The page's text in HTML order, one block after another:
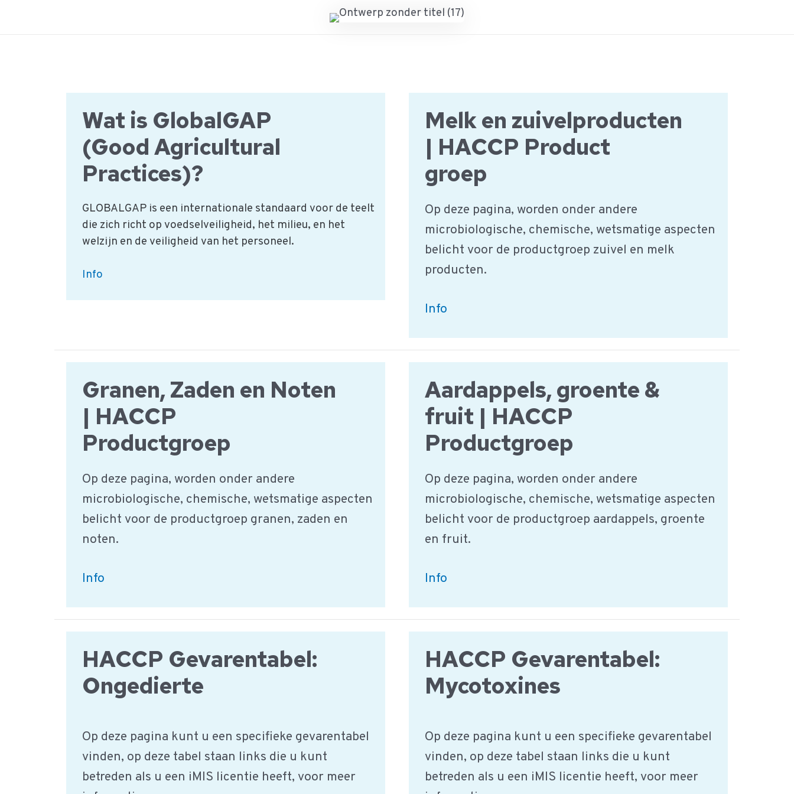
Wat is GlobalGAP
(Good Agricultural
Practices)?
GLOBALGAP is een internationale standaard voor de teelt
die zich richt op voedselveiligheid, het milieu, en het
welzijn en de veiligheid van het personeel.
Wat
Info
Melk en zuivelproducten
| HACCP Product
groep
Op deze pagina, worden onder andere
microbiologische, chemische, wetsmatige aspecten
belicht voor de productgroep zuivel en melk
producten.
Melk
zuivelproducten
HACCP
Product
groep
Info
Granen, Zaden en Noten
| HACCP
Productgroep
Op deze pagina, worden onder andere
microbiologische, chemische, wetsmatige aspecten
belicht voor de productgroep granen, zaden en
noten.
Granen,
en
HACCP
Productgroep
Info
Aardappels, groente &
fruit | HACCP
Productgroep
Op deze pagina, worden onder andere
microbiologische, chemische, wetsmatige aspecten
belicht voor de productgroep aardappels, groente
en fruit.
Aardappels,
&
HACCP
Productgroep
Info
HACCP Gevarentabel:
Ongedierte
Op deze pagina kunt u een specifieke gevarentabel
vinden, op deze tabel staan links die u kunt
betreden als u een iMIS licentie heeft, voor meer
HACCP Gevarentabel:
Mycotoxines
Op deze pagina kunt u een specifieke gevarentabel
vinden, op deze tabel staan links die u kunt
betreden als u een iMIS licentie heeft, voor meer